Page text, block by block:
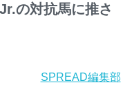
の対抗馬に推さ
SPREAD編集部